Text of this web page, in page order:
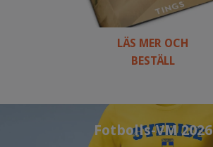
LÄS MER OCH
BESTÄLL
Fotbolls-VM 2026